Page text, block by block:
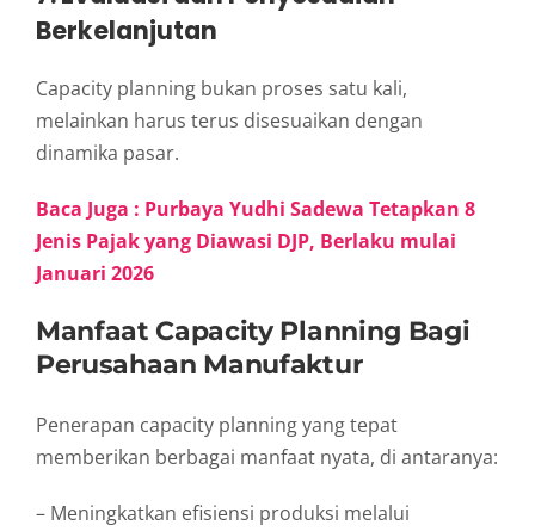
Berkelanjutan
Capacity planning bukan proses satu kali,
melainkan harus terus disesuaikan dengan
dinamika pasar.
Baca Juga : Purbaya Yudhi Sadewa Tetapkan 8
Jenis Pajak yang Diawasi DJP, Berlaku mulai
Januari 2026
Manfaat Capacity Planning Bagi
Perusahaan Manufaktur
Penerapan capacity planning yang tepat
memberikan berbagai manfaat nyata, di antaranya:
– Meningkatkan efisiensi produksi melalui